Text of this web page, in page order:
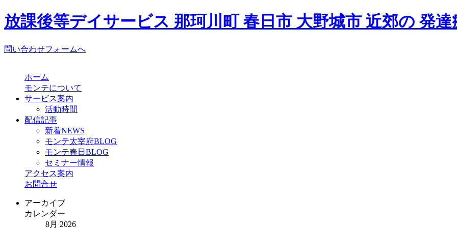
放課後等デイサービス 那珂川町 春日市 大野城市 近郊の 発
問い合わせフォームへ
ホーム
モンテについて
サービス案内
活動時間
配信記事
新着NEWS
モンテ太宰府BLOG
モンテ春日BLOG
セミナー情報
アクセス案内
お問合せ
アーカイブ
カレンダー
8月 2026